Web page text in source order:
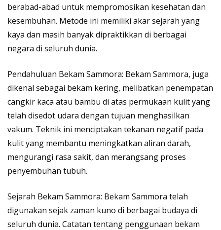
berabad-abad untuk mempromosikan kesehatan dan
kesembuhan. Metode ini memiliki akar sejarah yang
kaya dan masih banyak dipraktikkan di berbagai
negara di seluruh dunia.
Pendahuluan Bekam Sammora: Bekam Sammora, juga
dikenal sebagai bekam kering, melibatkan penempatan
cangkir kaca atau bambu di atas permukaan kulit yang
telah disedot udara dengan tujuan menghasilkan
vakum. Teknik ini menciptakan tekanan negatif pada
kulit yang membantu meningkatkan aliran darah,
mengurangi rasa sakit, dan merangsang proses
penyembuhan tubuh.
Sejarah Bekam Sammora: Bekam Sammora telah
digunakan sejak zaman kuno di berbagai budaya di
seluruh dunia. Catatan tentang penggunaan bekam